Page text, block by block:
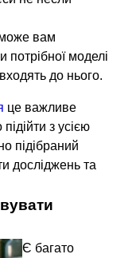
вам
моделі
до нього.
це важливе
з усією
підібраний
досліджень та
Є багато